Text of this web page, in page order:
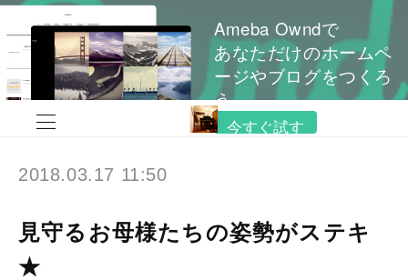
Ameba Owndで
あなただけのホームペ
ージやブログをつくろ
う
今すぐ試す
2018.03.17 11:50
見守るお母様たちの姿勢がステキ
★